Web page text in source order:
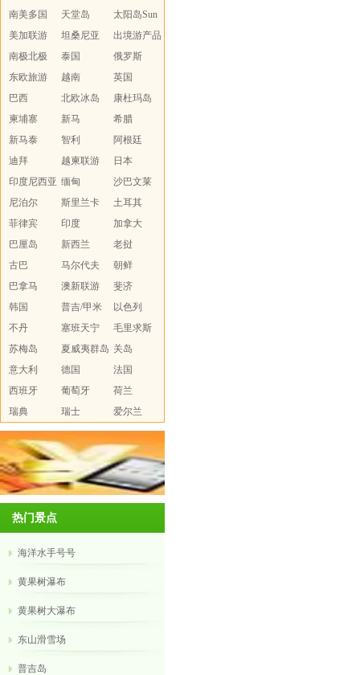
度游
南美多国
天堂岛
太阳岛Sun
island
美加联游 坦桑尼亚
出境游产品
汇总
南极北极 泰国
俄罗斯
东欧旅游
越南
英国
巴西
北欧冰岛
康杜玛岛
柬埔寨
新马
希腊
新马泰
智利
阿根廷
迪拜
越柬联游
日本
印度尼西亚 缅甸
沙巴文莱
尼泊尔
斯里兰卡
土耳其
菲律宾
印度
加拿大
巴厘岛
新西兰
老挝
古巴
马尔代夫
朝鲜
巴拿马
澳新联游
斐济
韩国
普吉/甲米
以色列
不丹
塞班天宁
毛里求斯
苏梅岛
夏威夷群岛 关岛
意大利
德国
法国
西班牙
葡萄牙
荷兰
瑞典
瑞士 爱尔兰
热门景点
海洋水手号号
黄果树瀑布
黄果树大瀑布
东山滑雪场
普吉岛